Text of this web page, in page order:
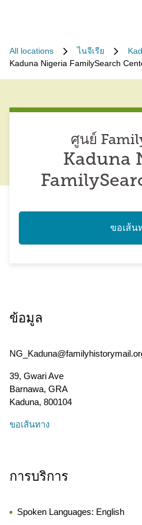
All locations ไนจีเรีย
Kaduna Nigeria FamilySearch
ศูนย์
Kaduna
ขอเส้น
ข้อมูล
39, Gwari Ave
Barnawa, GRA
Kaduna, 800104
ขอเส้นทาง
การบริการ
Spoken Languages: English